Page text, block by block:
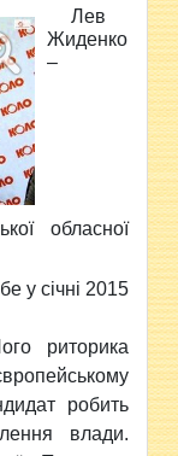
Лев
Жиденко
–
обласної
у січні 2015
риторика
робить
влади.